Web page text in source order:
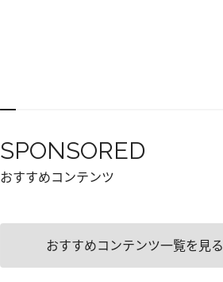
SPONSORED
おすすめコンテンツ
おすすめコンテンツ一覧を見る